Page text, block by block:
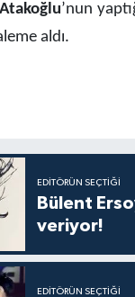
’nun
aldı.
EDITÖRÜN SEÇTIĞI
Bülent
veriyor!
EDITÖRÜN SEÇTIĞI